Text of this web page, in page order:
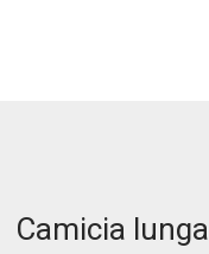
Camicia lunga